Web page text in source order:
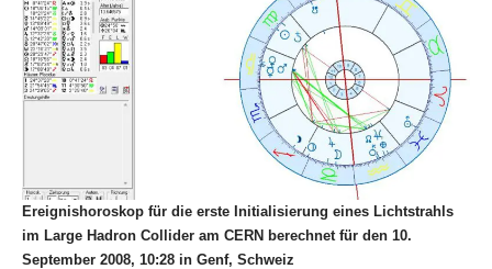
Ereignishoroskop für die erste Initialisierung eines Lichtstrahls
im Large Hadron Collider am CERN berechnet für den 10.
September 2008, 10:28 in Genf, Schweiz